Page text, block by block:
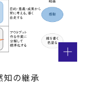
知の継承